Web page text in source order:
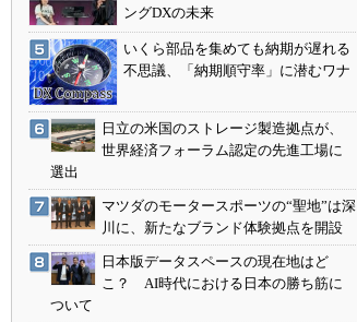
ングDXの未来
いくら部品を集めても納期が遅れる
不思議、「納期順守率」に潜むワナ
日立の米国のストレージ製造拠点が、
世界経済フォーラム認定の先進工場に
選出
マツダのモータースポーツの“聖地”は深
川に、新たなブランド体験拠点を開設
日本版データスペースの現在地はど
こ？ AI時代における日本の勝ち筋に
ついて